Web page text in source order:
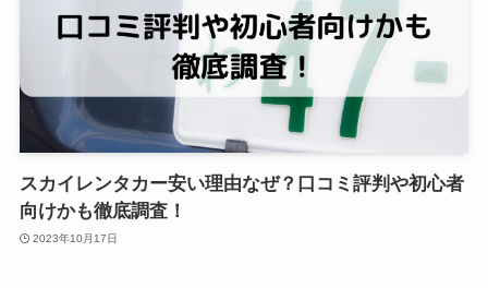
スカイレンタカー安い理由なぜ？口コミ評判や初心者
向けかも徹底調査！
2023年10月17日